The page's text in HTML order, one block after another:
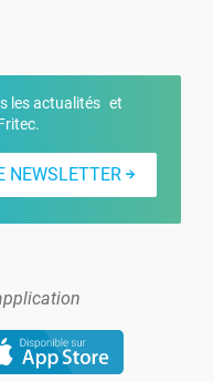
les actualités et
NEWSLETTER